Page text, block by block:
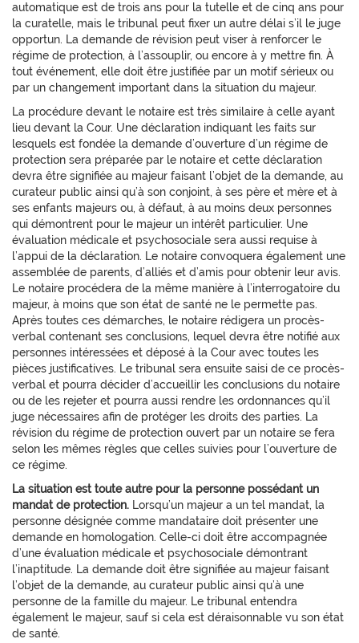
automatique est de trois ans pour la tutelle et de cinq ans pour
la curatelle, mais le tribunal peut fixer un autre délai s’il le juge
opportun. La demande de révision peut viser à renforcer le
régime de protection, à l’assouplir, ou encore à y mettre fin. À
tout événement, elle doit être justifiée par un motif sérieux ou
par un changement important dans la situation du majeur.
La procédure devant le notaire est très similaire à celle ayant
lieu devant la Cour. Une déclaration indiquant les faits sur
lesquels est fondée la demande d’ouverture d’un régime de
protection sera préparée par le notaire et cette déclaration
devra être signifiée au majeur faisant l’objet de la demande, au
curateur public ainsi qu’à son conjoint, à ses père et mère et à
ses enfants majeurs ou, à défaut, à au moins deux personnes
qui démontrent pour le majeur un intérêt particulier. Une
évaluation médicale et psychosociale sera aussi requise à
l’appui de la déclaration. Le notaire convoquera également une
assemblée de parents, d’alliés et d’amis pour obtenir leur avis.
Le notaire procédera de la même manière à l’interrogatoire du
majeur, à moins que son état de santé ne le permette pas.
Après toutes ces démarches, le notaire rédigera un procès-
verbal contenant ses conclusions, lequel devra être notifié aux
personnes intéressées et déposé à la Cour avec toutes les
pièces justificatives. Le tribunal sera ensuite saisi de ce procès-
verbal et pourra décider d’accueillir les conclusions du notaire
ou de les rejeter et pourra aussi rendre les ordonnances qu’il
juge nécessaires afin de protéger les droits des parties. La
révision du régime de protection ouvert par un notaire se fera
selon les mêmes règles que celles suivies pour l’ouverture de
ce régime.
La situation est toute autre pour la personne possédant un
mandat de protection. Lorsqu’un majeur a un tel mandat, la
personne désignée comme mandataire doit présenter une
demande en homologation. Celle-ci doit être accompagnée
d’une évaluation médicale et psychosociale démontrant
l’inaptitude. La demande doit être signifiée au majeur faisant
l’objet de la demande, au curateur public ainsi qu’à une
personne de la famille du majeur. Le tribunal entendra
également le majeur, sauf si cela est déraisonnable vu son état
de santé.